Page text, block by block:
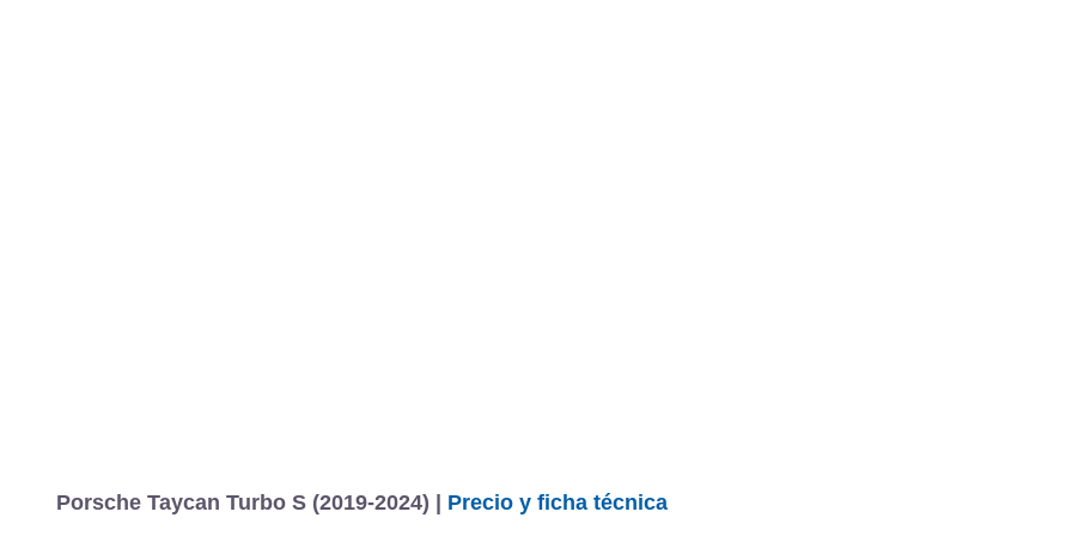
Porsche Taycan Turbo S (2019-2024) | Precio y ficha técnica